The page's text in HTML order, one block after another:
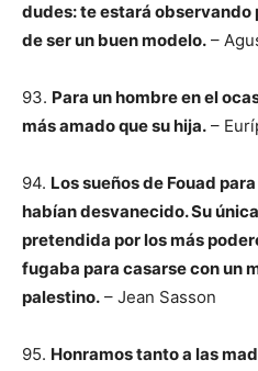
dudes: te estará
de ser un buen modelo. –
93. Para un hombre en el
más amado que su hija. –
94. Los sueños de Fouad
habían desvanecido. Su
pretendida por los más
fugaba para casarse con un
palestino. – Jean Sasson
95. Honramos tanto a las